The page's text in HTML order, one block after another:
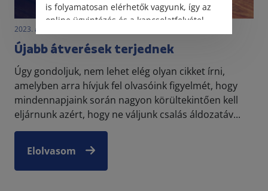
2023. április 4. • LegitiMoadmin
Újabb átverések terjednek
Úgy gondoljuk, nem lehet elég olyan cikket írni,
amelyben arra hívjuk fel olvasóink figyelmét, hogy
mindennapjaink során nagyon körültekintően kell
eljárnunk azért, hogy ne váljunk csalás áldozatáv...
Elolvasom
is folyamatosan elérhetők vagyunk, így az
online ügyintézés és a kapcsolatfelvétel
változatlanul biztosított.